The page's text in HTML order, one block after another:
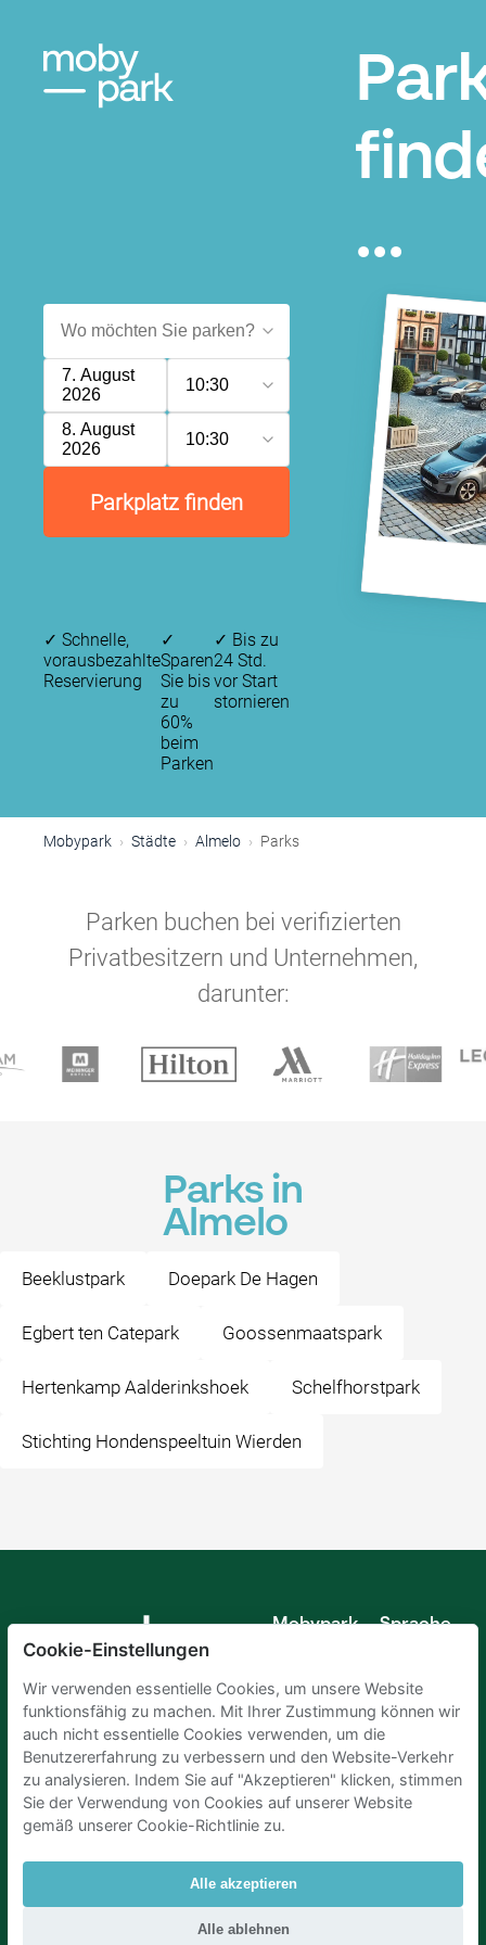
...
7. August
2026
10:30
8. August
2026
10:30
Parkplatz finden
✓ Schnelle,
vorausbezahlte
Reservierung
✓
Sparen
Sie bis
zu
60%
beim
Parken
✓ Bis zu
24 Std.
vor Start
stornieren
Mobypark Städte Almelo Parks
Parken buchen bei verifizierten
Privatbesitzern und Unternehmen,
darunter:
Parks in
Almelo
Beeklustpark Doepark De Hagen
Egbert ten Catepark Goossenmaatspark
Hertenkamp Aalderinkshoek Schelfhorstpark
Stichting Hondenspeeltuin Wierden
Mobypark
Sprache
Spanisch
Französisch
Italienisch
Niederländisch
Parkplaetze Amsterdam|Parkeren Brussel
Cookie-Einstellungen
Wir verwenden essentielle Cookies, um unsere Website
funktionsfähig zu machen. Mit Ihrer Zustimmung können wir
auch nicht essentielle Cookies verwenden, um die
Benutzererfahrung zu verbessern und den Website-Verkehr
zu analysieren. Indem Sie auf "Akzeptieren" klicken, stimmen
Sie der Verwendung von Cookies auf unserer Website
gemäß unserer Cookie-Richtlinie zu.
Alle akzeptieren
Alle ablehnen